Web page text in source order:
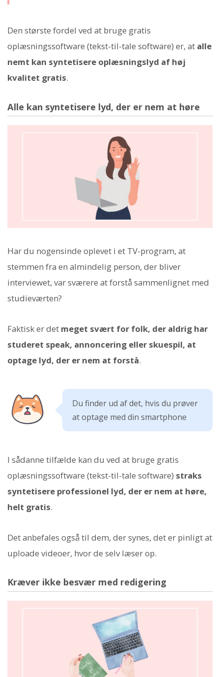
Den største fordel ved at bruge gratis
oplæsningssoftware (tekst-til-tale software) er, at alle
nemt kan syntetisere oplæsningslyd af høj
kvalitet gratis.
Alle kan syntetisere lyd, der er nem at høre
Har du nogensinde oplevet i et TV-program, at
stemmen fra en almindelig person, der bliver
interviewet, var sværere at forstå sammenlignet med
studieværten?
Faktisk er det meget svært for folk, der aldrig har
studeret speak, annoncering eller skuespil, at
optage lyd, der er nem at forstå.
Du finder ud af det, hvis du prøver
at optage med din smartphone
I sådanne tilfælde kan du ved at bruge gratis
oplæsningssoftware (tekst-til-tale software) straks
syntetisere professionel lyd, der er nem at høre,
helt gratis.
Det anbefales også til dem, der synes, det er pinligt at
uploade videoer, hvor de selv læser op.
Kræver ikke besvær med redigering